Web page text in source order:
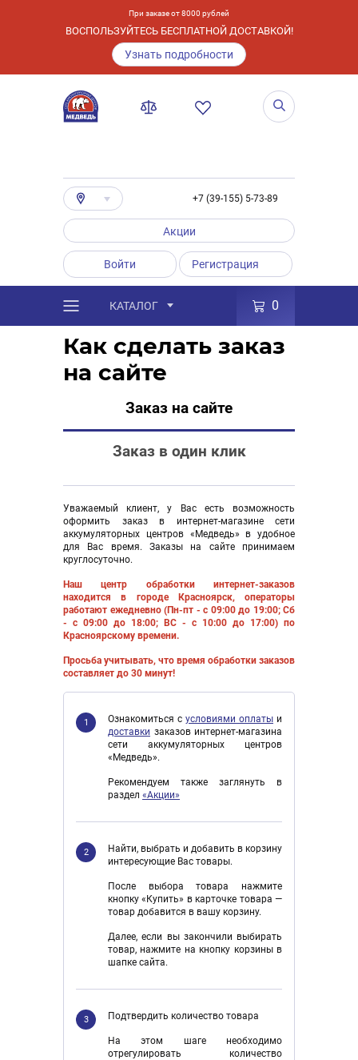
При заказе от 8000 рублей
ВОСПОЛЬЗУЙТЕСЬ БЕСПЛАТНОЙ ДОСТАВКОЙ!
Узнать подробности
+7 (39-155) 5-73-89
Акции
Войти Регистрация
КАТАЛОГ 0
Услуги / Способы получения заказа
Как сделать заказ
на сайте
Заказ на сайте
Заказ в один клик
Уважаемый клиент, у Вас есть возможность
оформить заказ в интернет-магазине сети
аккумуляторных центров «Медведь» в удобное
для Вас время. Заказы на сайте принимаем
круглосуточно.
Наш центр обработки интернет-заказов
находится в городе Красноярск, операторы
работают ежедневно (Пн-пт - с 09:00 до 19:00; Сб
- с 09:00 до 18:00; ВС - с 10:00 до 17:00) по
Красноярскому времени.
Просьба учитывать, что время обработки заказов
составляет до 30 минут!
1 Ознакомиться с условиями оплаты и
доставки заказов интернет-магазина
сети аккумуляторных центров
«Медведь».
Рекомендуем также заглянуть в
раздел «Акции»
2
Найти, выбрать и добавить в корзину
интересующие Вас товары.
После выбора товара нажмите
кнопку «Купить» в карточке товара —
товар добавится в вашу корзину.
Далее, если вы закончили выбирать
товар, нажмите на кнопку корзины в
шапке сайта.
3 Подтвердить количество товара
На этом шаге необходимо
отрегулировать количество